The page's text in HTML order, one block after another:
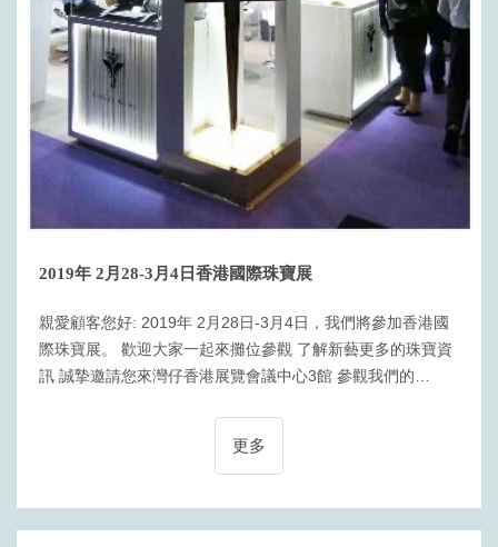
2019年 2月28-3月4日香港國際珠寶展
親愛顧客您好: 2019年 2月28日-3月4日，我們將參加香港國
際珠寶展。 歡迎大家一起來攤位參觀 了解新藝更多的珠寶資
訊 誠摯邀請您來灣仔香港展覽會議中心3館 參觀我們的
更多